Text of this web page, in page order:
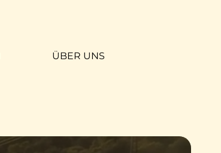
ÜBER UNS